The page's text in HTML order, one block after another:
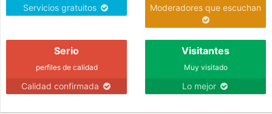
Servicios gratuitos Moderadores que escuchan
Serio
perfiles de calidad
Calidad confirmada
Visitantes
Muy visitado
Lo mejor